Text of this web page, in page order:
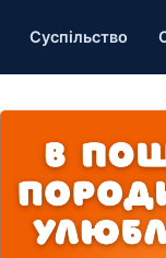
Суспільство